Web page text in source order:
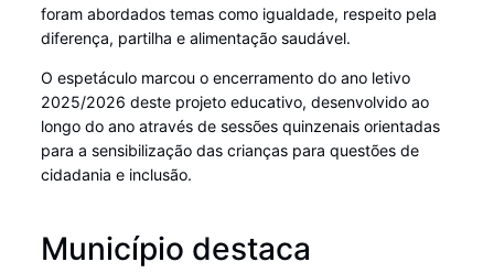
foram abordados temas como igualdade, respeito pela
diferença, partilha e alimentação saudável.
O espetáculo marcou o encerramento do ano letivo
2025/2026 deste projeto educativo, desenvolvido ao
longo do ano através de sessões quinzenais orientadas
para a sensibilização das crianças para questões de
cidadania e inclusão.
Município destaca